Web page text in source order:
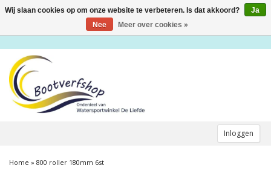
Inloggen
Toggle
Home » 800 roller 180mm 6st
Wij slaan cookies op om onze website te verbeteren. Is dat akkoord?
Ja
Nee
Meer over cookies »